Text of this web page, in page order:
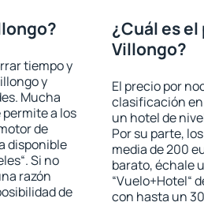
tiempo y
y
Mucha
a los
de
disponible
Si no
razón
de
¿Cuál es
Villongo?
El precio por
clasificación
un hotel de
Por su parte,
media de 200
barato, échale
“Vuelo+Hotel“
con hasta un